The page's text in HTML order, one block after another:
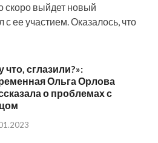
скоро выйдет новый
ее участием. Оказалось, что
что, сглазили?»:
Ольга Орлова
о проблемах с